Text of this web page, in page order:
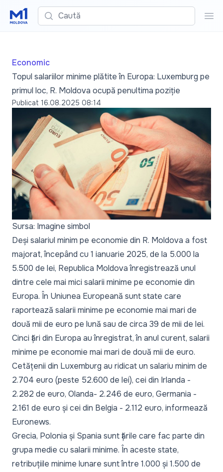
Caută
Economic
Topul salariilor minime plătite în Europa: Luxemburg pe
primul loc, R. Moldova ocupă penultima poziție
Publicat 16.08.2025 08:14
Sursa: Imagine simbol
Deși salariul minim pe economie din R. Moldova a fost
majorat, începând cu 1 ianuarie 2025, de la 5.000 la
5.500 de lei, Republica Moldova înregistrează unul
dintre cele mai mici salarii minime pe economie din
Europa. În Uniunea Europeană sunt state care
raportează salarii minime pe economie mai mari de
două mii de euro pe lună sau de circa 39 de mii de lei.
Cinci țări din Europa au înregistrat, în anul curent, salarii
minime pe economie mai mari de două mii de euro.
Cetățenii din Luxemburg au ridicat un salariu minim de
2.704 euro (peste 52.600 de lei), cei din Irlanda -
2.282 de euro, Olanda- 2.246 de euro, Germania -
2.161 de euro și cei din Belgia - 2.112 euro, informează
Euronews.
Grecia, Polonia și Spania sunt țările care fac parte din
grupa medie cu salarii minime. În aceste state,
retribuțiile minime lunare sunt între 1.000 și 1.500 de